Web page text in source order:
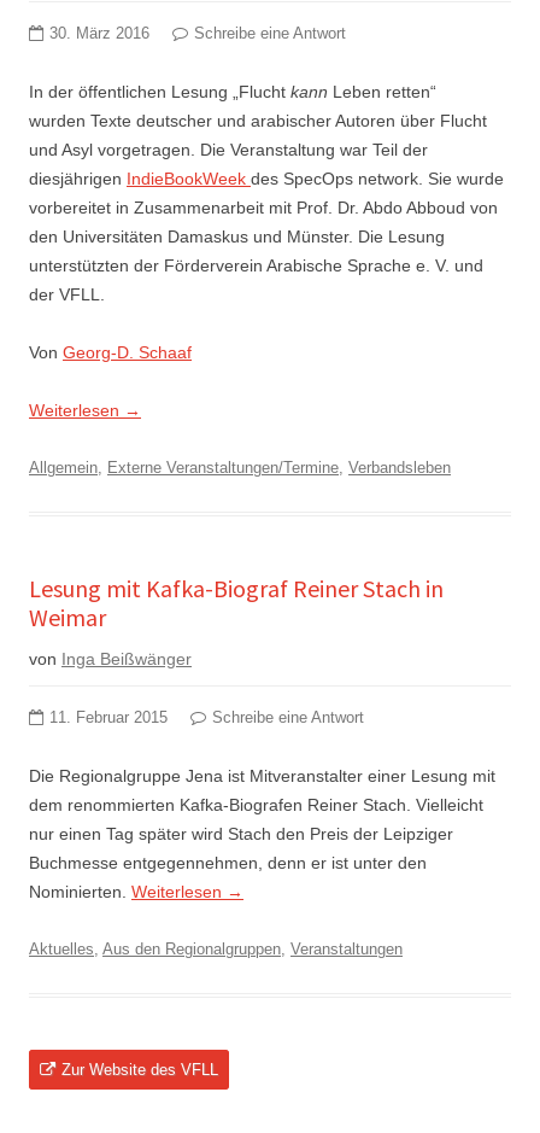
30. März 2016 Schreibe eine Antwort
In der öffentlichen Lesung „Flucht kann Leben retten“
wurden Texte deutscher und arabischer Autoren über Flucht
und Asyl vorgetragen. Die Veranstaltung war Teil der
diesjährigen IndieBookWeek des SpecOps network. Sie wurde
vorbereitet in Zusammenarbeit mit Prof. Dr. Abdo Abboud von
den Universitäten Damaskus und Münster. Die Lesung
unterstützten der Förderverein Arabische Sprache e. V. und
der VFLL.
Von Georg-D. Schaaf
Weiterlesen →
Allgemein, Externe Veranstaltungen/Termine, Verbandsleben
Lesung mit Kafka-Biograf Reiner Stach in
Weimar
von Inga Beißwänger
11. Februar 2015 Schreibe eine Antwort
Die Regionalgruppe Jena ist Mitveranstalter einer Lesung mit
dem renommierten Kafka-Biografen Reiner Stach. Vielleicht
nur einen Tag später wird Stach den Preis der Leipziger
Buchmesse entgegennehmen, denn er ist unter den
Nominierten. Weiterlesen →
Aktuelles, Aus den Regionalgruppen, Veranstaltungen
Zur Website des VFLL